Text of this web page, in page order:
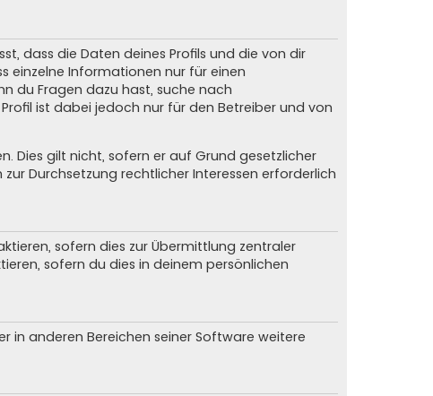
dass die Daten deines Profils und die von dir
einzelne Informationen nur für einen
du Fragen dazu hast, suche nach
ist dabei jedoch nur für den Betreiber und von
Dies gilt nicht, sofern er auf Grund gesetzlicher
Durchsetzung rechtlicher Interessen erforderlich
sofern dies zur Übermittlung zentraler
sofern du dies in deinem persönlichen
in anderen Bereichen seiner Software weitere